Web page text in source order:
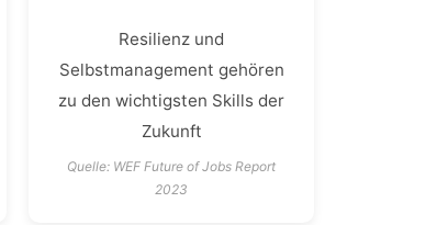
Resilienz und
Selbstmanagement gehören
zu den wichtigsten Skills der
Zukunft
Quelle: WEF Future of Jobs Report
2023